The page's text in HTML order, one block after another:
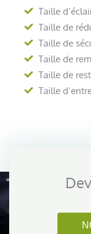
Taille
Taille de
Taille de
Taille de
Taille de
Taille